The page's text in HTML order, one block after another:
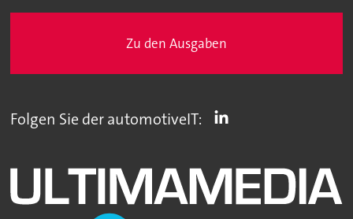
Zu den Ausgaben
Folgen Sie der automotiveIT: